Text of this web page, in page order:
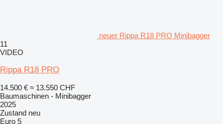
neuer Rippa R18 PRO Minibagger
11
VIDEO
Rippa R18 PRO
14.500 € ≈ 13.550 CHF
Baumaschinen - Minibagger
2025
Zustand neu
Euro 5